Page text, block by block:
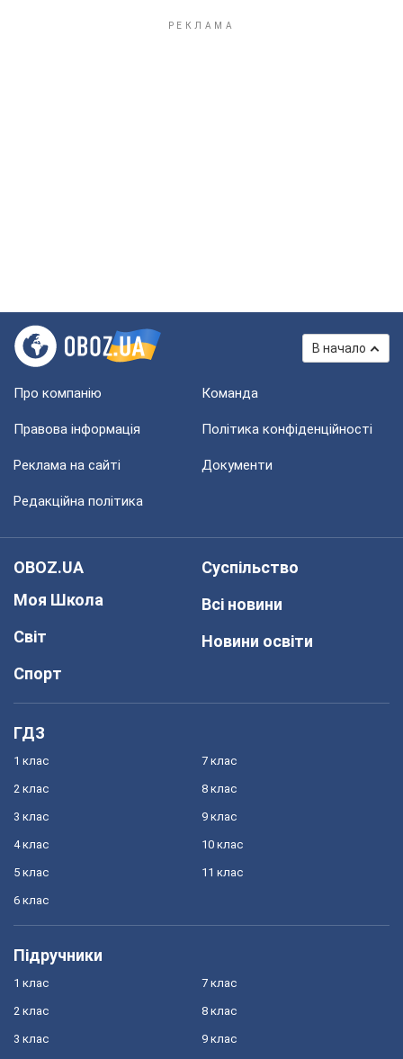
В начало
Про компанію Команда
Правова інформація Політика конфіденційності
Реклама на сайті Документи
Редакційна політика
OBOZ.UA
Моя Школа
Світ
Спорт
Суспільство
Всі новини
Новини освіти
ГДЗ
1 клас
2 клас
3 клас
4 клас
5 клас
6 клас
7 клас
8 клас
9 клас
10 клас
11 клас
Підручники
1 клас
2 клас
3 клас
7 клас
8 клас
9 клас